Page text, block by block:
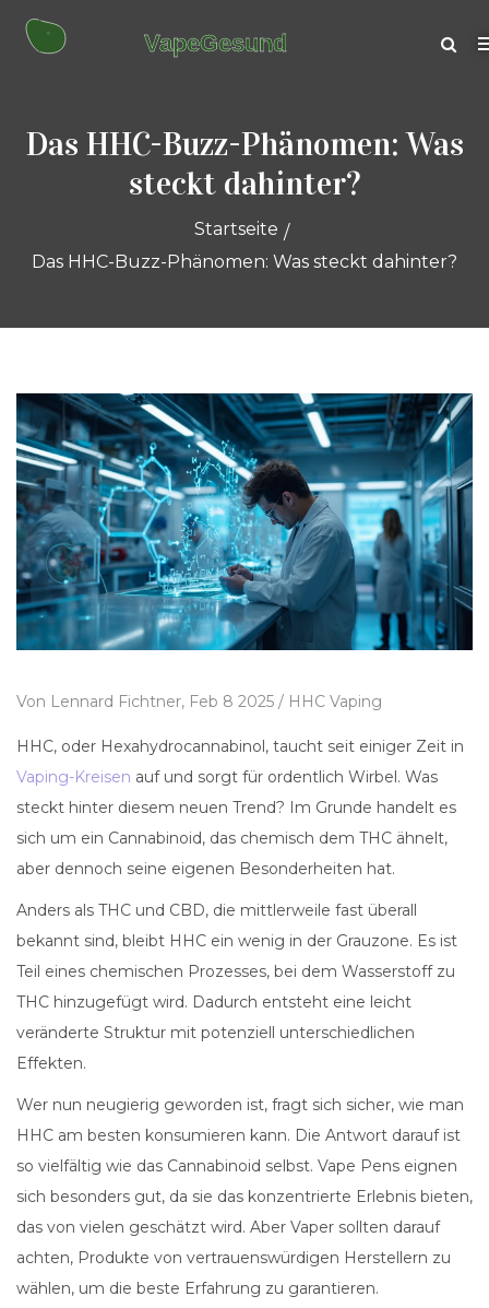
Das HHC-Buzz-Phänomen: Was
steckt dahinter?
Startseite
Das HHC-Buzz-Phänomen: Was steckt dahinter?
Von Lennard Fichtner, Feb 8 2025 / HHC Vaping
HHC, oder Hexahydrocannabinol, taucht seit einiger Zeit in
Vaping-Kreisen auf und sorgt für ordentlich Wirbel. Was
steckt hinter diesem neuen Trend? Im Grunde handelt es
sich um ein Cannabinoid, das chemisch dem THC ähnelt,
aber dennoch seine eigenen Besonderheiten hat.
Anders als THC und CBD, die mittlerweile fast überall
bekannt sind, bleibt HHC ein wenig in der Grauzone. Es ist
Teil eines chemischen Prozesses, bei dem Wasserstoff zu
THC hinzugefügt wird. Dadurch entsteht eine leicht
veränderte Struktur mit potenziell unterschiedlichen
Effekten.
Wer nun neugierig geworden ist, fragt sich sicher, wie man
HHC am besten konsumieren kann. Die Antwort darauf ist
so vielfältig wie das Cannabinoid selbst. Vape Pens eignen
sich besonders gut, da sie das konzentrierte Erlebnis bieten,
das von vielen geschätzt wird. Aber Vaper sollten darauf
achten, Produkte von vertrauenswürdigen Herstellern zu
wählen, um die beste Erfahrung zu garantieren.